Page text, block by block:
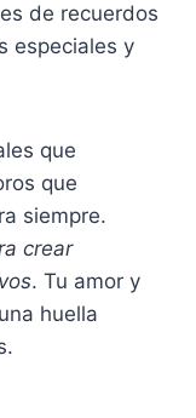
de recuerdos
especiales y
que
que
siempre.
crear
. Tu amor y
huella